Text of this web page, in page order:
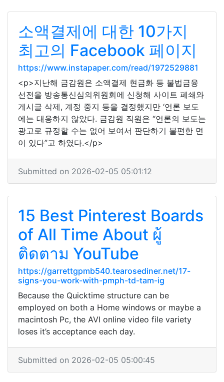
소액결제에 대한 10가지
최고의 Facebook 페이지
https://www.instapaper.com/read/1972529881
<p>지난해 금감원은 소액결제 현금화 등 불법금융
선전을 방송통신심의위원회에 신청해 사이트 폐쇄와
게시글 삭제, 계정 중지 등을 결정했지만 ‘언론 보도
에는 대응하지 않았다. 금감원 직원은 “언론의 보도는
광고로 규정할 수는 없어 보여서 판단하기 불편한 면
이 있다”고 하였다.</p>
Submitted on 2026-02-05 05:01:12
15 Best Pinterest Boards
of All Time About ผู้
ติดตาม YouTube
https://garrettgpmb540.tearosediner.net/17-
signs-you-work-with-pmph-td-tam-ig
Because the Quicktime structure can be
employed on both a Home windows or maybe a
macintosh Pc, the AVI online video file variety
loses it’s acceptance each day.
Submitted on 2026-02-05 05:00:45